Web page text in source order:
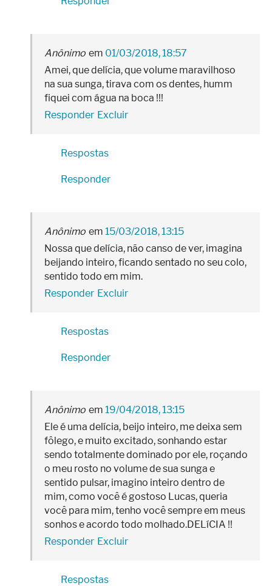
Anônimo
01/03/2018, 18:57
Amei, que delícia, que volume maravilhoso
na sua sunga, tirava com os dentes, humm
fiquei com água na boca !!!
Responder Excluir
Respostas
Responder
Anônimo
15/03/2018, 13:15
Nossa que delícia, não canso de ver, imagina
beijando inteiro, ficando sentado no seu colo,
sentido todo em mim.
Responder Excluir
Respostas
Responder
Anônimo
19/04/2018, 13:15
Ele é uma delícia, beijo inteiro, me deixa sem
fôlego, e muito excitado, sonhando estar
sendo totalmente dominado por ele, roçando
o meu rosto no volume de sua sunga e
sentido pulsar, imagino inteiro dentro de
mim, como você é gostoso Lucas, queria
você para mim, tenho você sempre em meus
sonhos e acordo todo molhado.DELíCIA !!
Responder Excluir
Respostas